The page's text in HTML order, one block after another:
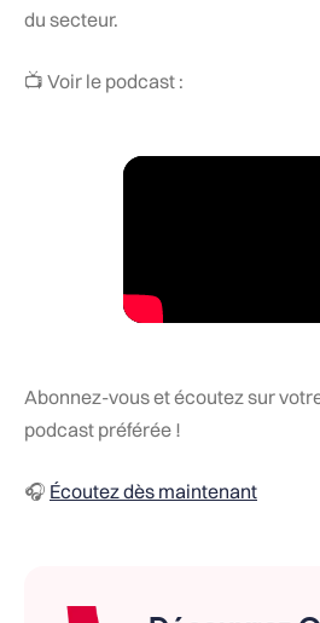
du secteur.
📺 Voir le podcast :
Abonnez-vous et écoutez sur
podcast préférée !
🎧 Écoutez dès maintenant